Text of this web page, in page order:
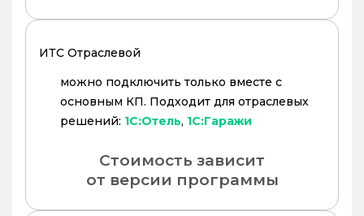
ИТС Отраслевой
можно подключить только вместе с
основным КП. Подходит для отраслевых
решений: 1С:Отель, 1С:Гаражи
Стоимость зависит
от версии программы